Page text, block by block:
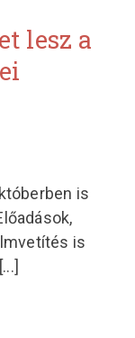
lesz a
is
is
[...]